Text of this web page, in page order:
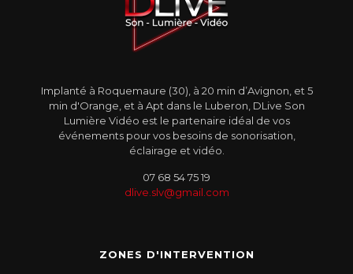
Implanté à Roquemaure (30), à 20 min d’Avignon, et 5
min d'Orange, et à Apt dans le Luberon, DLive Son
Lumière Vidéo est le partenaire idéal de vos
événements pour vos besoins de sonorisation,
éclairage et vidéo.
07 68 54 75 19
dlive.slv@gmail.com
ZONES D'INTERVENTION